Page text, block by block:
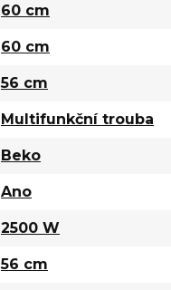
60 cm
60 cm
56 cm
Multifunkční trouba
Beko
Ano
2500 W
56 cm